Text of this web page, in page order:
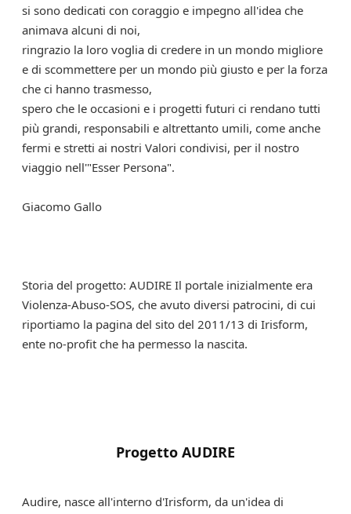
si sono dedicati con coraggio e impegno all'idea che
animava alcuni di noi,
ringrazio la loro voglia di credere in un mondo migliore
e di scommettere per un mondo più giusto e per la forza
che ci hanno trasmesso,
spero che le occasioni e i progetti futuri ci rendano tutti
più grandi, responsabili e altrettanto umili, come anche
fermi e stretti ai nostri Valori condivisi, per il nostro
viaggio nell'"Esser Persona".
Giacomo Gallo
Storia del progetto: AUDIRE Il portale inizialmente era
Violenza-Abuso-SOS, che avuto diversi patrocini, di cui
riportiamo la pagina del sito del 2011/13 di Irisform,
ente no-profit che ha permesso la nascita.
Progetto AUDIRE
Audire, nasce all'interno d'Irisform, da un'idea di